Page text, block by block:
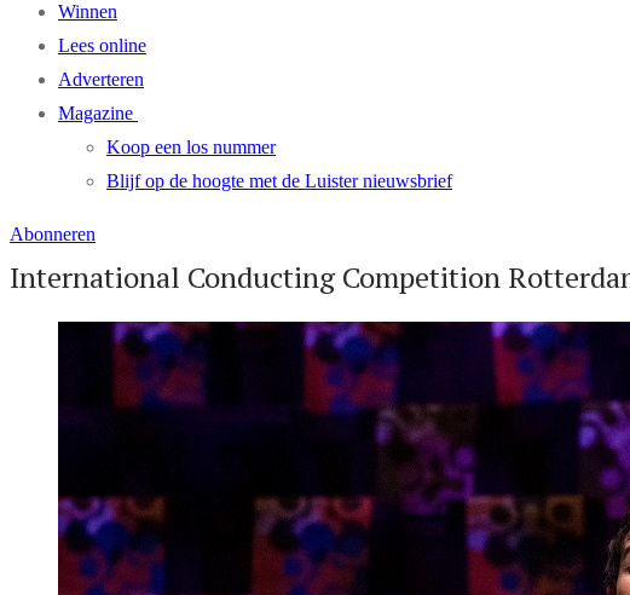
Winnen
Lees online
Adverteren
Magazine
Koop een los nummer
Blijf op de hoogte met de Luister nieuwsbrief
Abonneren
International Conducting Competition